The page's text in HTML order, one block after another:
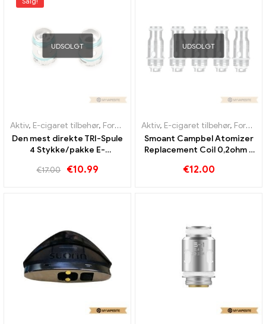
UDSOLGT
Aktiv, E-cigaret tilbehør, Fordamper
Den mest direkte TRI-Spule
4 Stykke/pakke E-
€17.00 €10.99
UDSOLGT
Aktiv, E-cigaret tilbehør, Fordamper
Smoant Campbel Atomizer
Replacement Coil 0,2ohm 5
丨 Custom
€12.00